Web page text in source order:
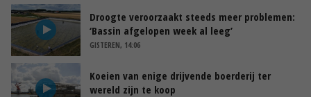
Droogte veroorzaakt steeds meer problemen:
‘Bassin afgelopen week al leeg’
GISTEREN, 14:06
Koeien van enige drijvende boerderij ter
wereld zijn te koop